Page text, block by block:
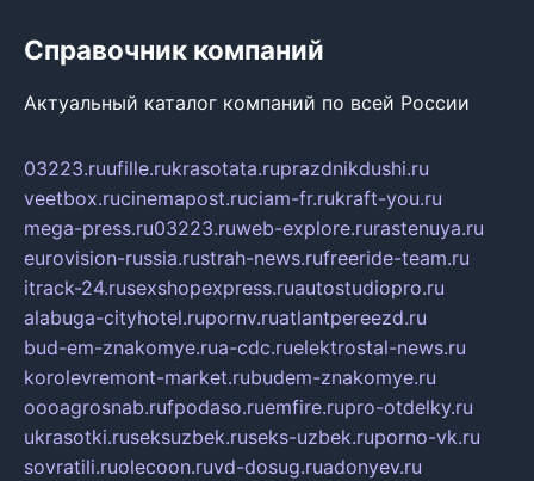
Справочник компаний
Актуальный каталог компаний по всей России
03223.ruufille.rukrasotata.ruprazdnikdushi.ru
veetbox.rucinemapost.ruciam-fr.rukraft-you.ru
mega-press.ru03223.ruweb-explore.rurastenuya.ru
eurovision-russia.rustrah-news.rufreeride-team.ru
itrack-24.rusexshopexpress.ruautostudiopro.ru
alabuga-cityhotel.rupornv.ruatlantpereezd.ru
bud-em-znakomye.rua-cdc.ruelektrostal-news.ru
korolevremont-market.rubudem-znakomye.ru
oooagrosnab.rufpodaso.ruemfire.rupro-otdelky.ru
ukrasotki.ruseksuzbek.ruseks-uzbek.ruporno-vk.ru
sovratili.ruolecoon.ruvd-dosug.ruadonyev.ru